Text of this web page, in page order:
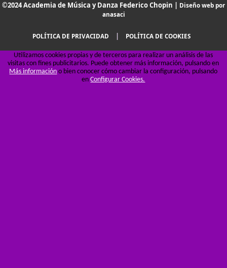
©2024 Academia de Música y Danza Federico Chopin |
Diseño web por
anasaci
POLÍTICA DE PRIVACIDAD | POLÍTICA DE COOKIES
Utilizamos cookies propias y de terceros para realizar un análisis de las
visitas con fines publicitarios. Puede obtener más información, pulsando en
Más información o bien conocer cómo cambiar la configuración, pulsando
enConfigurar Cookies.